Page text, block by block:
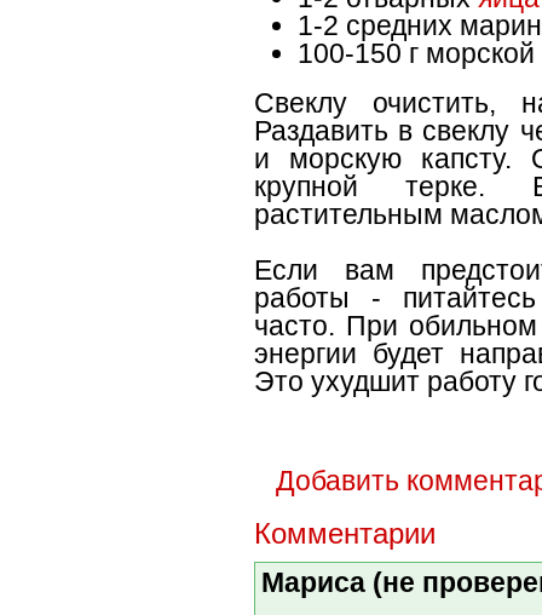
1-2 средних
100-150 г
Свеклу очистить,
Раздавить в свеклу
и морскую капсту.
крупной терке.
растительным
Если вам
работы -
часто. При
энергии будет
Это ухудшит работу
Добавить
Комментарии
Мариса (не